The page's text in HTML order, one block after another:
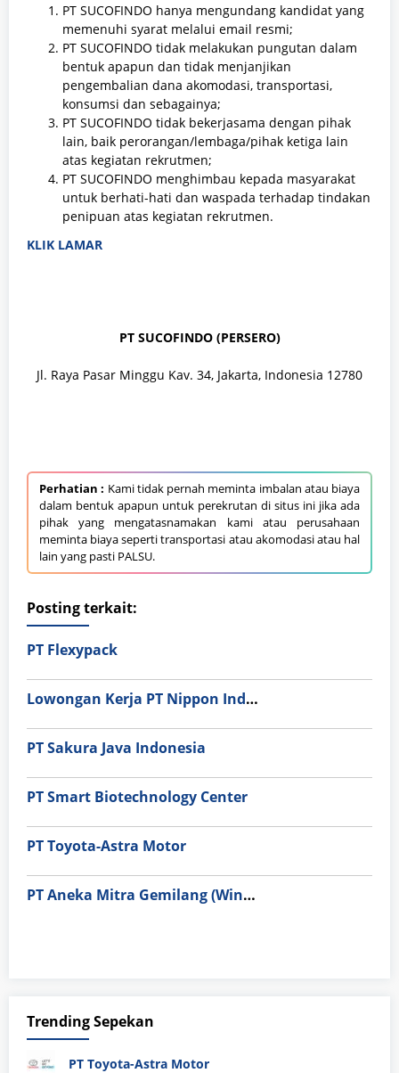
PT SUCOFINDO hanya mengundang kandidat yang
memenuhi syarat melalui email resmi;
PT SUCOFINDO tidak melakukan pungutan dalam
bentuk apapun dan tidak menjanjikan
pengembalian dana akomodasi, transportasi,
konsumsi dan sebagainya;
PT SUCOFINDO tidak bekerjasama dengan pihak
lain, baik perorangan/lembaga/pihak ketiga lain
atas kegiatan rekrutmen;
PT SUCOFINDO menghimbau kepada masyarakat
untuk berhati-hati dan waspada terhadap tindakan
penipuan atas kegiatan rekrutmen.
KLIK LAMAR
PT SUCOFINDO (PERSERO)
Jl. Raya Pasar Minggu Kav. 34, Jakarta, Indonesia 12780
Perhatian : Kami tidak pernah meminta imbalan atau biaya
dalam bentuk apapun untuk perekrutan di situs ini jika ada
pihak yang mengatasnamakan kami atau perusahaan
meminta biaya seperti transportasi atau akomodasi atau hal
lain yang pasti PALSU.
Posting terkait:
PT Flexypack
Lowongan Kerja PT Nippon Indosari Corpindo Tbk. Bulan Agustus 2026
PT Sakura Java Indonesia
PT Smart Biotechnology Center
PT Toyota-Astra Motor
PT Aneka Mitra Gemilang (Wings Group)
Trending Sepekan
PT Toyota-Astra Motor